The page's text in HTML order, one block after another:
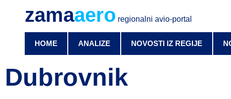
zamaaero regionalni avio-portal
HOME ANALIZE NOVOSTI IZ REGIJE
Dubrovnik